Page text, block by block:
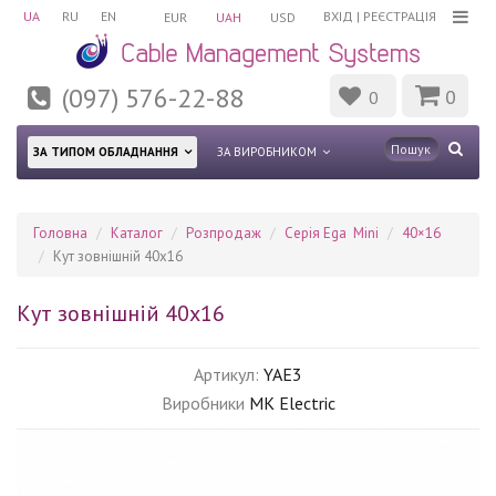
UA RU EN ВХІД | РЕЄСТРАЦІЯ
EUR UAH USD
(097) 576-22-88 0 0
ЗА ТИПОМ ОБЛАДНАННЯ ЗА ВИРОБНИКОМ
Головна Каталог Розпродаж Серія Ega Mini
40×16
Кут зовнішній 40x16
Кут зовнішній 40x16
Артикул: YAE3
Виробники MK Electric